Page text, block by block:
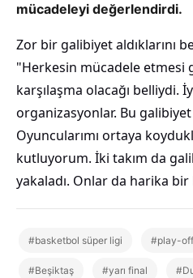
mücadeleyi değerlendirdi.
Zor bir galibiyet aldıklarını
"Herkesin mücadele etmesi
karşılaşma olacağı belliydi.
organizasyonlar. Bu
Oyuncularımı ortaya
kutluyorum. İki takım da
yakaladı. Onlar da harika
#basketbol süper ligi #play-off
#Beşiktaş #yarı final